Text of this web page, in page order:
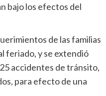
bajo los efectos del
de las familias
feriado, y se extendió
accidentes de tránsito,
para efecto de una